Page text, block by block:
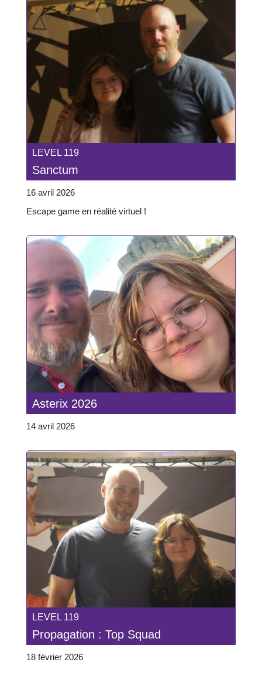
LEVEL 119
Sanctum
16 avril 2026
Escape game en réalité virtuel !
Asterix 2026
14 avril 2026
LEVEL 119
Propagation : Top Squad
18 février 2026